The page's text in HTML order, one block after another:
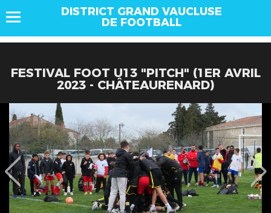
DISTRICT GRAND VAUCLUSE
DE FOOTBALL
FESTIVAL FOOT U13 "PITCH" (1ER AVRIL
2023 - CHÂTEAURENARD)